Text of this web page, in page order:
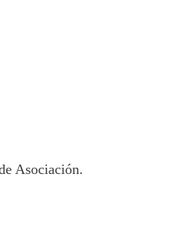
Asociación.